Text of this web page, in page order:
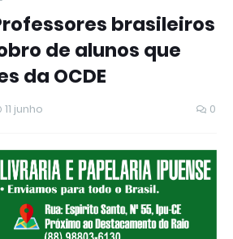
brasileiros
de alunos que
da OCDE
11 junho 0